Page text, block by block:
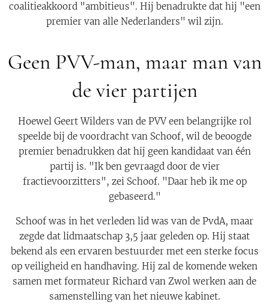
coalitieakkoord "ambitieus". Hij benadrukte dat hij "een
premier van alle Nederlanders" wil zijn.
Geen PVV-man, maar man van
de vier partijen
Hoewel Geert Wilders van de PVV een belangrijke rol
speelde bij de voordracht van Schoof, wil de beoogde
premier benadrukken dat hij geen kandidaat van één
partij is. "Ik ben gevraagd door de vier
fractievoorzitters", zei Schoof. "Daar heb ik me op
gebaseerd."
Schoof was in het verleden lid was van de PvdA, maar
zegde dat lidmaatschap 3,5 jaar geleden op. Hij staat
bekend als een ervaren bestuurder met een sterke focus
op veiligheid en handhaving. Hij zal de komende weken
samen met formateur Richard van Zwol werken aan de
samenstelling van het nieuwe kabinet.